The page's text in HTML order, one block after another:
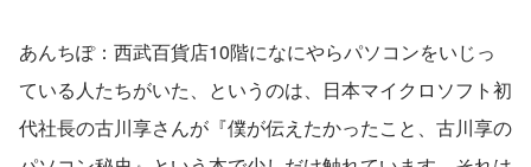
あんちぽ：西武百貨店10階になにやらパソコンをいじっ
ている人たちがいた、というのは、日本マイクロソフト初
代社長の古川享さんが『僕が伝えたかったこと、古川享の